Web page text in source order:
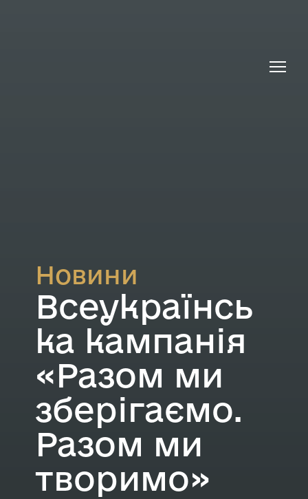
Новини
Всеукраїнсь
ка кампанія
«Разом ми
зберігаємо.
Разом ми
творимо»